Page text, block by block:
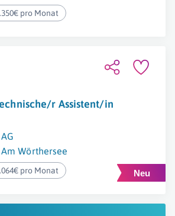
pro Monat
r Assistent/in
Wörthersee
pro Monat